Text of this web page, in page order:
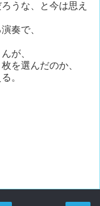
うな、と今は思え
奏で、
が、
を選んだのか、
。